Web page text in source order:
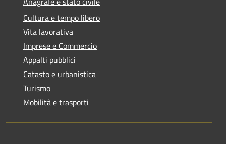
Cultura e tempo libero
Vita lavorativa
Imprese e Commercio
Appalti pubblici
Catasto e urbanistica
Turismo
Mobilità e trasporti